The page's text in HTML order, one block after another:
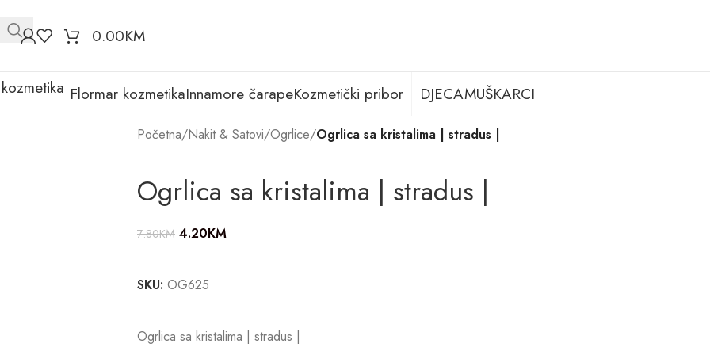
0.00KM
Flormar kozmetikaInnamore čarapeKozmetički pribor DJECAMUŠKARCI
Početna/Nakit & Satovi/Ogrlice/Ogrlica sa kristalima | stradus |
Ogrlica sa kristalima | stradus |
7.80KM 4.20KM
SKU: OG625
Ogrlica sa kristalima | stradus |